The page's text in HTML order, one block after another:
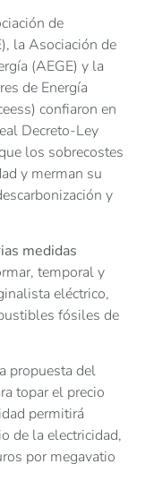
de
la Asociación de
(AEGE) y la
de Energía
confiaron en
Decreto-Ley
los sobrecostes
y merman su
y
medidas
temporal y
eléctrico,
fósiles de
propuesta del
topar el precio
permitirá
de la electricidad,
por megavatio